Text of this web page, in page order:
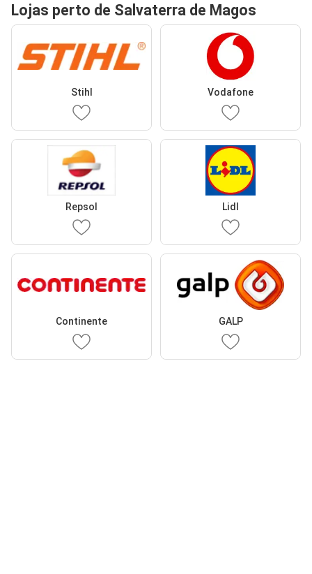
Lojas perto de Salvaterra de Magos
Stihl Vodafone
Repsol Lidl
Continente GALP